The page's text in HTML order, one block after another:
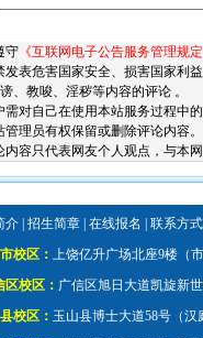
守 《互联网电子公告服务管理规
发表危害国家安全、损害国家利
、教唆、淫秽等内容的评论 。
需对自己在使用本站服务过程中
管理员有权保留或删除评论内容。
内容只代表网友个人观点，与本
介 |招生简章 |在线报名 |联系方式
校区：上饶亿升广场北座9楼
区校区： 广信区旭日大道凯旋
校区： 玉山县博士大道58号（